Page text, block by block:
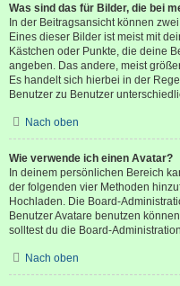
Was sind das für Bilder, die bei
In der Beitragsansicht können
Eines dieser Bilder ist meist mit
Kästchen oder Punkte, die deine
angeben. Das andere, meist
Es handelt sich hierbei in der
Benutzer zu Benutzer
Nach oben
Wie verwende ich einen Avatar?
In deinem persönlichen Bereich
der folgenden vier Methoden
Hochladen. Die Board-
Benutzer Avatare benutzen
solltest du die Board-
Nach oben